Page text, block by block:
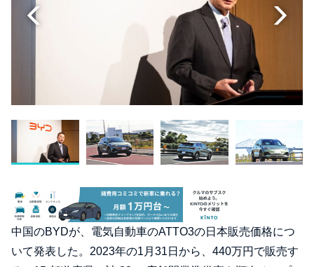
中国のBYDが、電気自動車のATTO3の日本販売価格につ
いて発表した。2023年の1月31日から、440万円で販売す